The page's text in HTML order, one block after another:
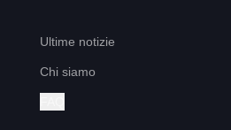
Ultime notizie
Chi siamo